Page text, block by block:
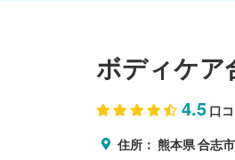
ボディケア
4.5 口コ
住所： 熊本県合志市